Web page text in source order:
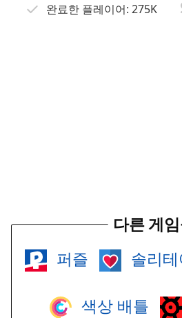
완료한 플레이어: 275K
다른 게
퍼즐 솔리테
색상 배틀